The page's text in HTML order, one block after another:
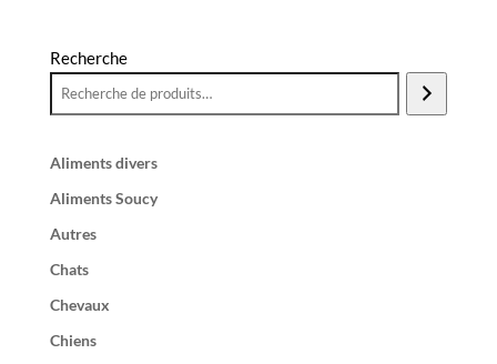
Recherche
Aliments divers
Aliments Soucy
Autres
Chats
Chevaux
Chiens